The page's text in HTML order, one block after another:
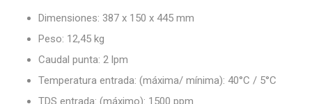
Dimensiones: 387 x 150 x 445 mm
Peso: 12,45 kg
Caudal punta: 2 lpm
Temperatura entrada: (máxima/ mínima): 40°C / 5°C
TDS entrada: (máximo): 1500 ppm